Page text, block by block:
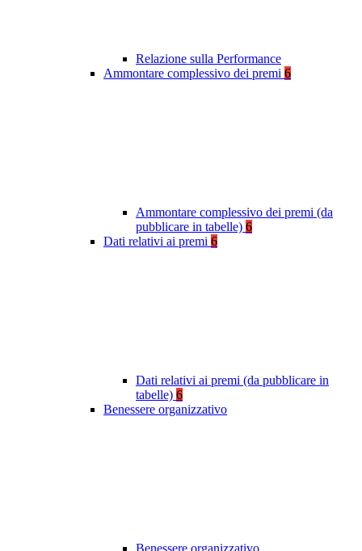
Relazione sulla Performance
Ammontare complessivo dei premi 6
Ammontare complessivo dei premi (da
pubblicare in tabelle) 6
Dati relativi ai premi 6
Dati relativi ai premi (da pubblicare in
tabelle) 6
Benessere organizzativo